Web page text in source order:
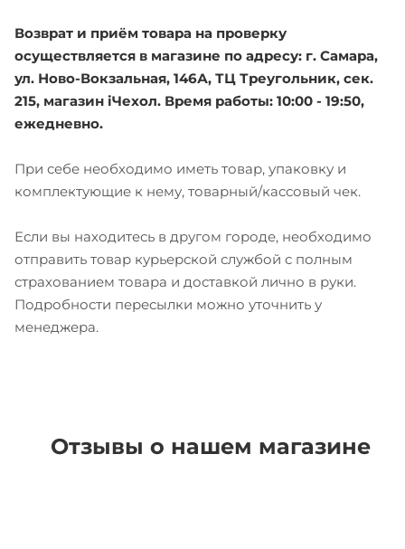
Возврат и приём товара на проверку
осуществляется в магазине по адресу: г. Самара,
ул. Ново-Вокзальная, 146А, ТЦ Треугольник, сек.
215, магазин iЧехол. Время работы: 10:00 - 19:50,
ежедневно.
При себе необходимо иметь товар, упаковку и
комплектующие к нему, товарный/кассовый чек.
Если вы находитесь в другом городе, необходимо
отправить товар курьерской службой с полным
страхованием товара и доставкой лично в руки.
Подробности пересылки можно уточнить у
менеджера.
Отзывы о нашем магазине